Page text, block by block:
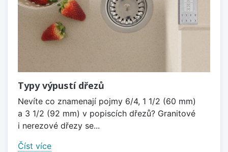
Typy výpustí dřezů
Nevíte co znamenají pojmy 6/4, 1 1/2 (60 mm)
a 3 1/2 (92 mm) v popiscích dřezů? Granitové
i nerezové dřezy se...
Číst více